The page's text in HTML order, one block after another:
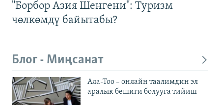
"Борбор Азия Шенгени": Туризм
чөлкөмдү байытабы?
Блог - Миңсанат
Ала-Тоо – онлайн таалимдин эл
аралык бешиги болууга тийиш